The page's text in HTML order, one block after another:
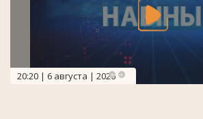
20:20 | 6 августа | 2026